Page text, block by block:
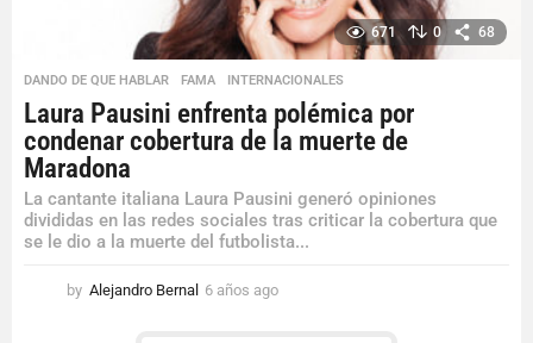
671 0 68
DANDO DE QUE HABLAR ,FAMA INTERNACIONALES
Laura Pausini enfrenta polémica por
condenar cobertura de la muerte de
Maradona
La cantante italiana Laura Pausini generó opiniones
divididas en las redes sociales tras criticar la cobertura que
se le dio a la muerte del futbolista...
by Alejandro Bernal 6 años ago